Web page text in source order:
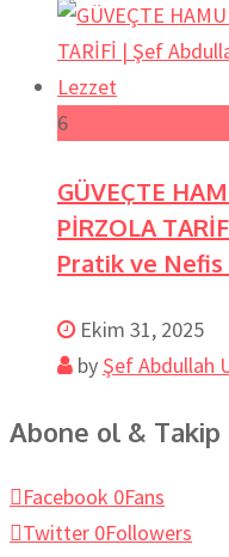
6
GÜVEÇTE
PİRZOLA
Pratik ve
Ekim 31, 2025
by Şef Abdullah
Abone ol & Takip
Facebook 0Fans
Twitter 0Followers